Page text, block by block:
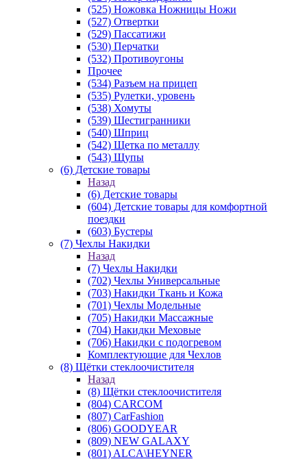
(525) Ножовка Ножницы Ножи
(527) Отвертки
(529) Пассатижи
(530) Перчатки
(532) Противоугоны
Прочее
(534) Разъем на прицеп
(535) Рулетки, уровень
(538) Хомуты
(539) Шестигранники
(540) Шприц
(542) Щетка по металлу
(543) Щупы
(6) Детские товары
Назад
(6) Детские товары
(604) Детские товары для комфортной
поездки
(603) Бустеры
(7) Чехлы Накидки
Назад
(7) Чехлы Накидки
(702) Чехлы Универсальные
(703) Накидки Ткань и Кожа
(701) Чехлы Модельные
(705) Накидки Массажные
(704) Накидки Меховые
(706) Накидки с подогревом
Комплектующие для Чехлов
(8) Щётки стеклоочистителя
Назад
(8) Щётки стеклоочистителя
(804) CARCOM
(807) CarFashion
(806) GOODYEAR
(809) NEW GALAXY
(801) ALCA\HEYNER